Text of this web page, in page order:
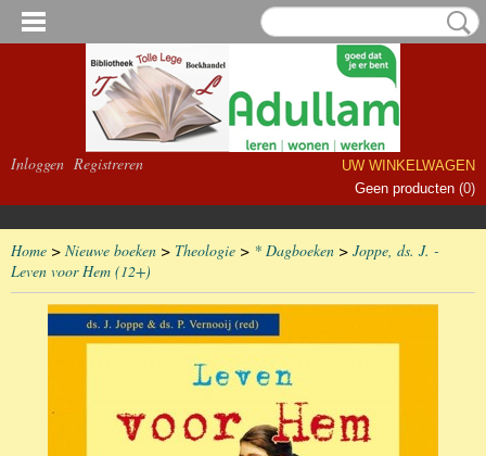
Inloggen Registreren
UW WINKELWAGEN
Geen producten (0)
Home > Nieuwe boeken > Theologie > * Dagboeken > Joppe, ds. J. -
Leven voor Hem (12+)